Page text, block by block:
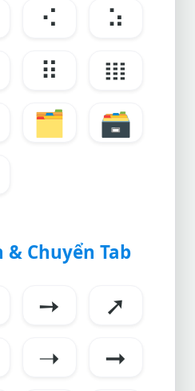
⠪
⠵
⠿
𝍖
🗂
🗃
& Chuyển Tab
➙
➚
➝
➞